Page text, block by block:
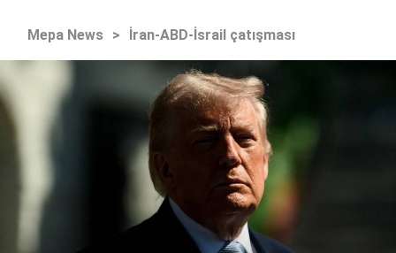
Mepa News > İran-ABD-İsrail çatışması